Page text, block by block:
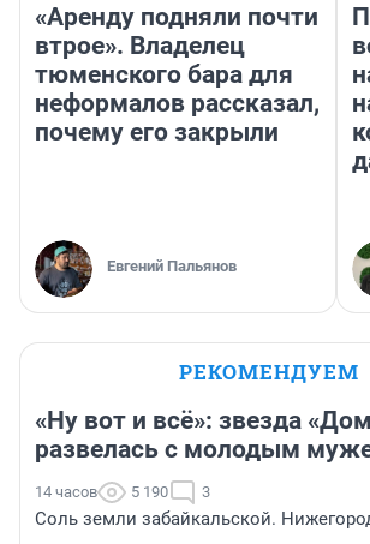
«Аренду подняли почти
втрое». Владелец
тюменского бара для
неформалов рассказал,
почему его закрыли
Евгений Пальянов
РЕКОМЕНДУЕМ
«Ну вот и всё»: звезда
развелась с молодым
14 часов 5 190 3
Соль земли забайкальской.